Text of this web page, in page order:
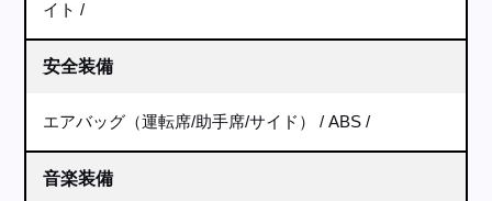
イト
安全装備
エアバッグ（運転席/助手席/サイド） ABS
音楽装備